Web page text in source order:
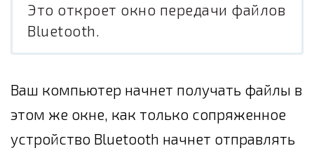
Это откроет окно передачи файлов
Bluetooth.
Ваш компьютер начнет получать файлы в
этом же окне, как только сопряженное
устройство Bluetooth начнет отправлять